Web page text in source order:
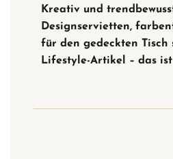
Kreativ und
Designservietten,
für den gedeckten Tisch
Lifestyle-Artikel – das ist